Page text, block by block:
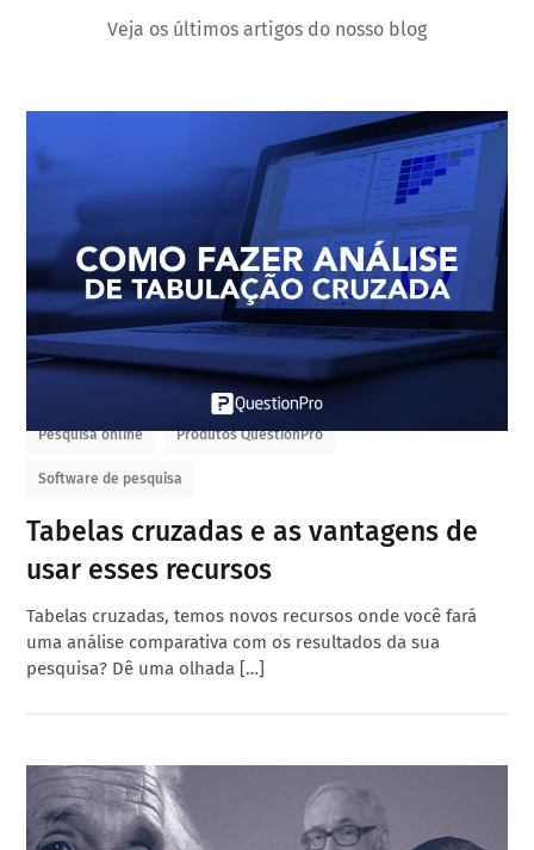
Veja os últimos artigos do nosso blog
Pesquisa online Produtos QuestionPro
Software de pesquisa
Tabelas cruzadas e as vantagens de
usar esses recursos
Tabelas cruzadas, temos novos recursos onde você fará
uma análise comparativa com os resultados da sua
pesquisa? Dê uma olhada […]